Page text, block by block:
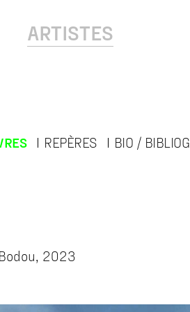
ARTISTES
REPÈRES BIO /
2023